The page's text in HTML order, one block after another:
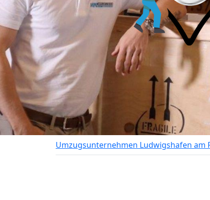
Umzugsunternehmen Ludwigshafen am